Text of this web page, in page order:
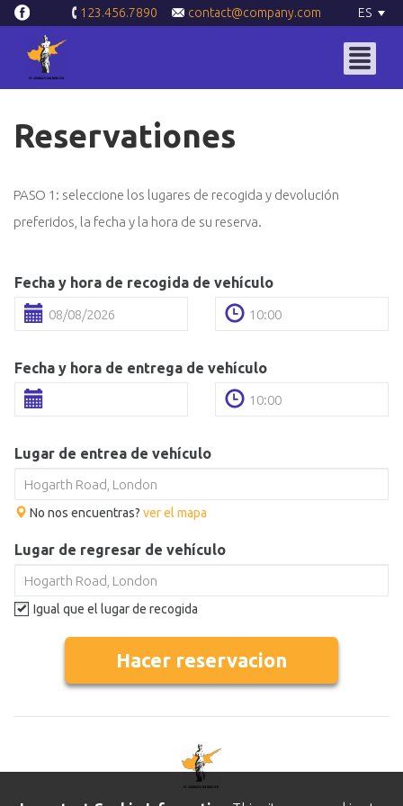
ES
123.456.7890 contact@company.com
Reservationes
PASO 1: seleccione los lugares de recogida y devolución
preferidos, la fecha y la hora de su reserva.
Fecha y hora de recogida de vehículo
Fecha y hora de entrega de vehículo
Lugar de entrea de vehículo
No nos encuentras? ver el mapa
Lugar de regresar de vehículo
Igual que el lugar de recogida
Hacer reservacion